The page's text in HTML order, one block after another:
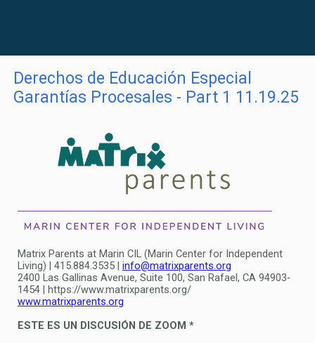
Derechos de Educación Especial
Garantías Procesales - Part 1 11.19.25
Matrix Parents at Marin CIL (Marin Center for Independent
Living) | 415.884.3535
info@matrixparents.org
2400 Las Gallinas Avenue, Suite 100, San Rafael, CA 94903-
1454 | https://www.matrixparents.org/
www.matrixparents.org
ESTE ES UN DISCUSIÓN DE ZOOM *